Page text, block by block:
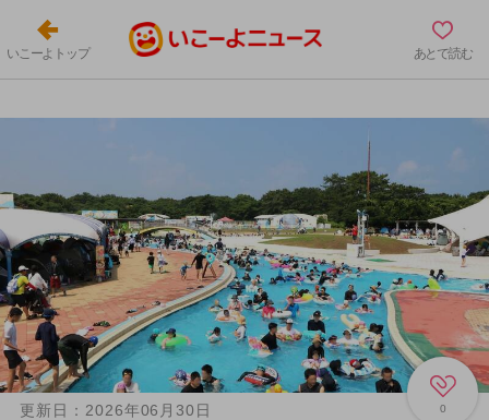
いこーよトップ あとで読む
0
更新日： 2026年06月30日